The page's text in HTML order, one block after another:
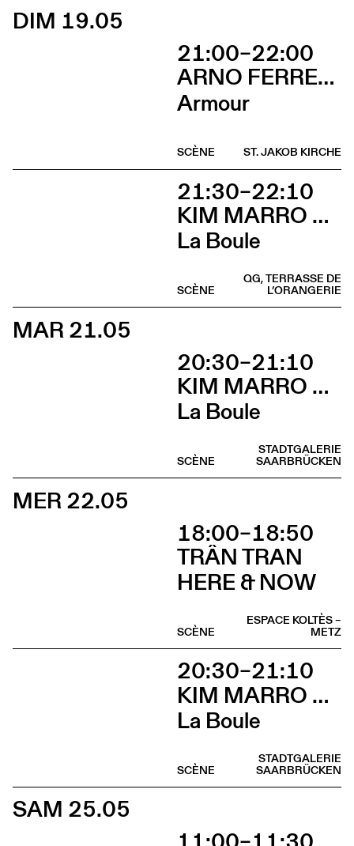
DIM 19.05
21:00–22:00
ARNO FERRERA & GILLES POLET
Armour
ST. JAKOB KIRCHE
SCÈNE
21:30–22:10
KIM MARRO & LIAM LELARGE
La Boule
QG, TERRASSE DE
L’ORANGERIE
SCÈNE
MAR 21.05
20:30–21:10
KIM MARRO & LIAM LELARGE
La Boule
STADTGALERIE
SAARBRÜCKEN
SCÈNE
MER 22.05
18:00–18:50
TRÂN TRAN
HERE & NOW
ESPACE KOLTÈS –
METZ
SCÈNE
20:30–21:10
KIM MARRO & LIAM LELARGE
La Boule
STADTGALERIE
SAARBRÜCKEN
SCÈNE
SAM 25.05